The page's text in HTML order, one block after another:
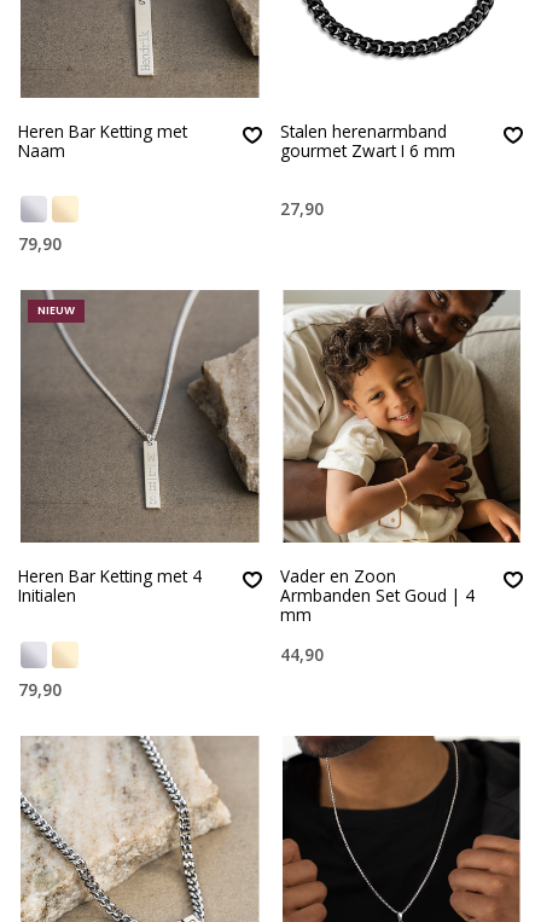
Heren Bar Ketting met
Naam
79,90
Stalen herenarmband
gourmet Zwart I 6 mm
27,90
NIEUW
Heren Bar Ketting met 4
Initialen
79,90
Vader en Zoon
Armbanden Set Goud | 4
mm
44,90